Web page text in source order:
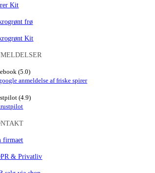
Kit
frø
Kit
(5.0)
(4.9)
firmaet
& Privatliv